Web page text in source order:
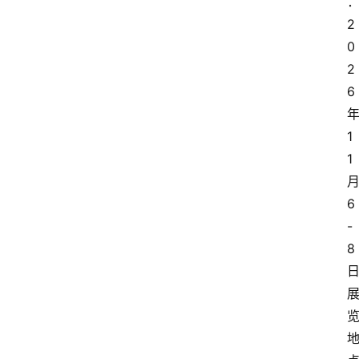
2
0
2
6
年
1
1
月
6
-
8
日
展
览
地